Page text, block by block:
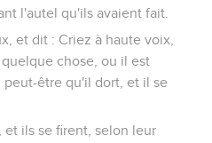
l'autel qu'ils avaient fait.
et dit : Criez à haute voix,
chose, ou il est
peut-être qu'il dort, et il se
et ils se firent, selon leur